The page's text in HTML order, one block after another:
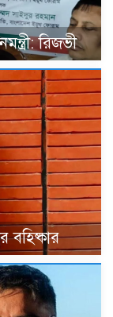
রিজভী
বহিষ্কার